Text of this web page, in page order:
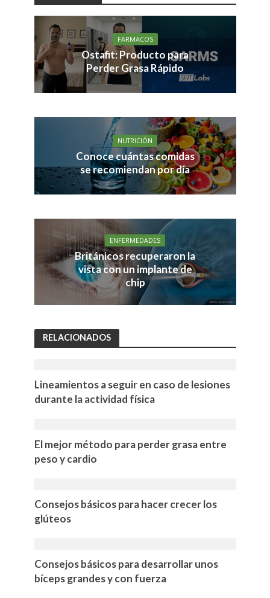
FARMACOS
Ostafit: Producto para
Perder Grasa Rápido
NUTRICIÓN
Conoce cuántas comidas
se recomiendan por día
ENFERMEDADES
Británicos recuperaron la
vista con un implante de
chip
RELACIONADOS
Lineamientos a seguir en caso de lesiones
durante la actividad física
El mejor método para perder grasa entre
peso y cardio
Consejos básicos para hacer crecer los
glúteos
Consejos básicos para desarrollar unos
bíceps grandes y con fuerza